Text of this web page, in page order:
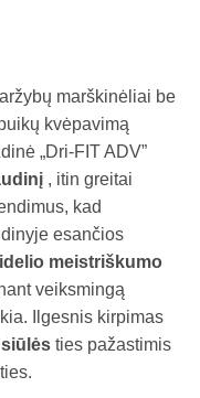
marškinėliai be
kvėpavimą
„Dri-FIT ADV”
, itin greitai
kad
esančios
meistriškumo
veiksmingą
Ilgesnis kirpimas
ties pažastimis